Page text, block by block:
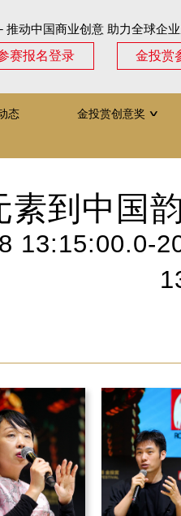
动中国商业创意 助力全球企
赛报名登录
金投赏
态 金投赏创意奖 ∨
素到中国
13:15:00.0-